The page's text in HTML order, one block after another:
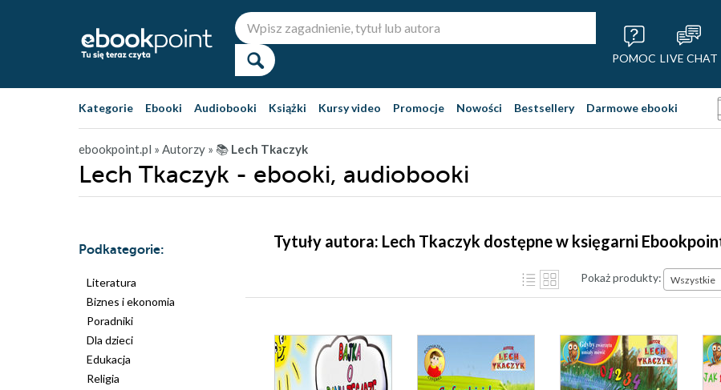
POMOC LIVE CHAT
Kategorie Ebooki Audiobooki Książki Kursy video Promocje Nowości Bestsellery Darmowe ebooki
ebookpoint.pl » Autorzy » 📚 Lech Tkaczyk
Lech Tkaczyk - ebooki, audiobooki
Podkategorie:
Literatura
Biznes i ekonomia
Poradniki
Dla dzieci
Edukacja
Religia
Tytuły autora: Lech Tkaczyk dostępne w księgarni
Pokaż produkty: Wszystkie